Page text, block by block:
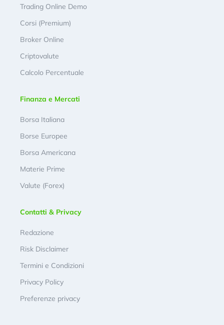
Trading Online Demo
Corsi (Premium)
Broker Online
Criptovalute
Calcolo Percentuale
Finanza e Mercati
Borsa Italiana
Borse Europee
Borsa Americana
Materie Prime
Valute (Forex)
Contatti & Privacy
Redazione
Risk Disclaimer
Termini e Condizioni
Privacy Policy
Preferenze privacy